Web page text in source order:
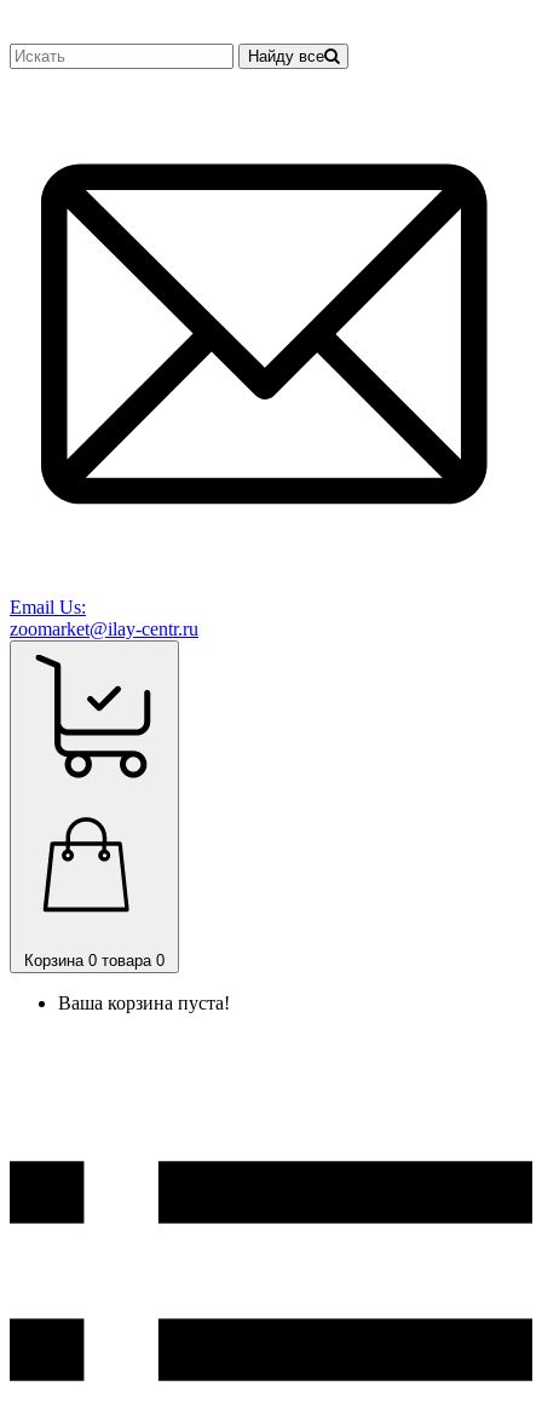
Найду все
Email Us:
zoomarket@ilay-centr.ru
Корзина 0 товара 0
Ваша корзина пуста!